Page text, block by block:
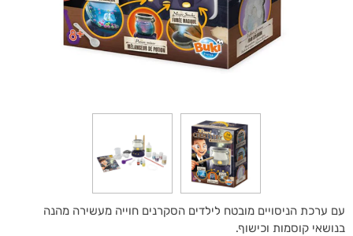
עם ערכת הניסויים מובטח לילדים הסקרנים חוייה מעשירה מהנה
בנושאי קוסמות וכישוף.